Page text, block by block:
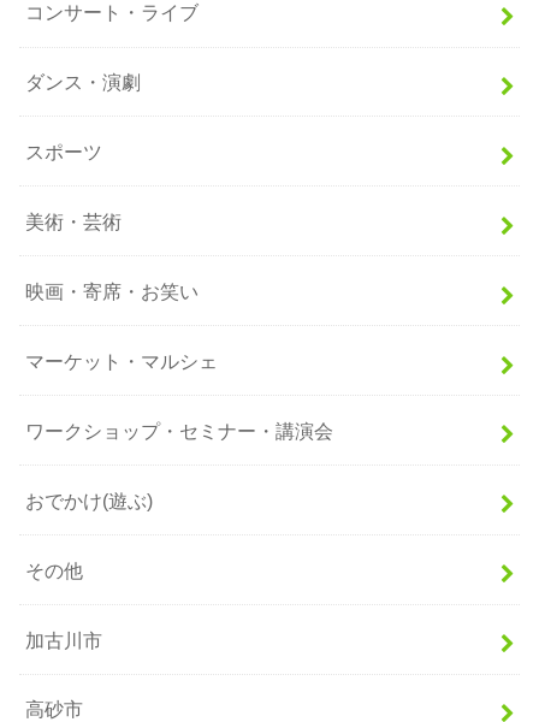
コンサート・ライブ
ダンス・演劇
スポーツ
美術・芸術
映画・寄席・お笑い
マーケット・マルシェ
ワークショップ・セミナー・講演会
おでかけ(遊ぶ)
その他
加古川市
高砂市